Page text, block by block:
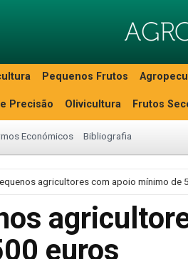
Pequenos Frutos
Precisão Olivicultura Frutos
Económicos Bibliografia
agricultores com apoio mínimo de
euros